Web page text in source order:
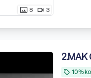
photo_size_select_actual 8 videocam 3
2.MAK
local_offer 10%